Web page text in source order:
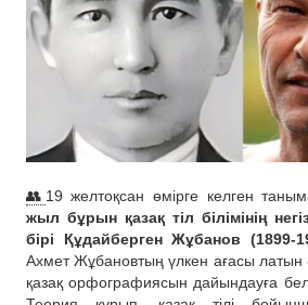
👥 19 желтоқсан өмірге келген
жыл бұрын қазақ тіл білімінің
бірі Құдайберген Жұбанов (1899-
Ахмет Жұбановтың үлкен ағасы латын
қазақ орфографиясын дайындауға